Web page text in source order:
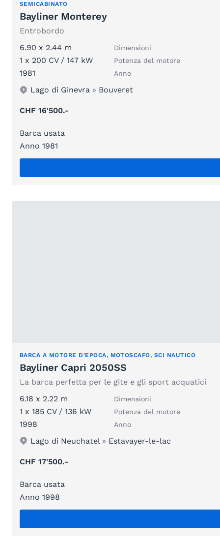
SEMICABINATO
Bayliner Monterey
Entrobordo
6.90 x 2.44 m
Dimensioni
1 x 200 CV / 147 kW Potenza del motore
1981 Anno
Lago di Ginevra » Bouveret
CHF 16'500.-
Barca usata
Anno 1981
BARCA A MOTORE D'EPOCA, MOTOSCAFO, SCI NAUTICO
Bayliner Capri 2050SS
La barca perfetta per le gite e gli sport acquatici
6.18 x 2.22 m
Dimensioni
1 x 185 CV / 136 kW Potenza del motore
1998 Anno
Lago di Neuchatel» Estavayer-le-lac
CHF 17'500.-
Barca usata
Anno 1998